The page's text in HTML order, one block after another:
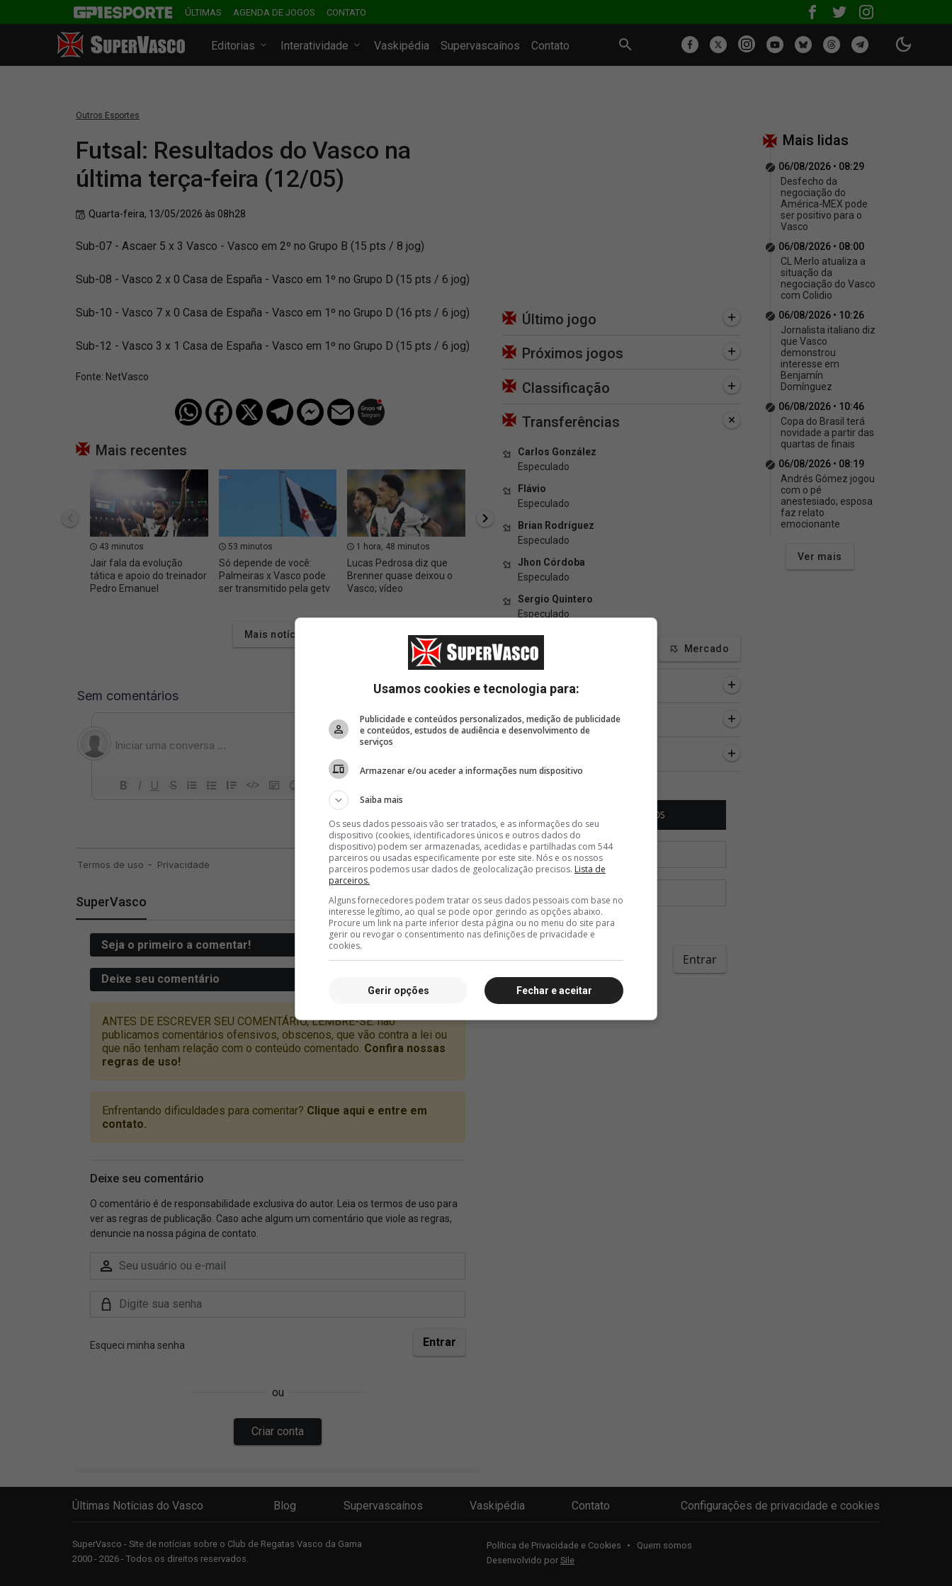
ÚLTIMAS AGENDA DE JOGOS CONTATO
Editorias Interatividade Vaskipédia Supervascaínos Contato
Outros Esportes
Futsal: Resultados do Vasco na
última terça-feira (12/05)
Quarta-feira, 13/05/2026 às 08h28
Sub-07 - Ascaer 5 x 3 Vasco - Vasco em 2º no Grupo B (15 pts / 8 jog)
Sub-08 - Vasco 2 x 0 Casa de España - Vasco em 1º no Grupo D (15 pts / 6 jog)
Sub-10 - Vasco 7 x 0 Casa de España - Vasco em 1º no Grupo D (16 pts / 6 jog)
Sub-12 - Vasco 3 x 1 Casa de España - Vasco em 1º no Grupo D (15 pts / 6 jog)
Fonte: NetVasco
Mais recentes
43 minutos
Jair fala da evolução
tática e apoio do treinador
Pedro Emanuel
53 minutos
Só depende de você:
Palmeiras x Vasco pode
ser transmitido pela getv
1 hora, 48 minutos
Lucas Pedrosa diz que
Brenner quase deixou o
Vasco; vídeo
Rica Perrone destaca
ímpeto e coragem do
Fluminense
Juca Kfouri: Candidato a
Mais notícias
SuperVasco
Último jogo
Próximos jogos
Classificação
Transferências
Carlos González
Especulado
Flávio
Especulado
Brian Rodríguez
Especulado
Jhon Córdoba
Especulado
Sergio Quintero
Especulado
Especulação Mercado
Estatísticas
Blogs
Mais lidas
06/08/2026 • 08:29
Desfecho da
negociação do
América-MEX pode
ser positivo para o
Vasco
06/08/2026 • 08:00
CL Merlo atualiza a
situação da
negociação do Vasco
com Colidio
06/08/2026 • 10:26
Jornalista italiano diz
que Vasco
demonstrou
interesse em
Benjamín
Domínguez
06/08/2026 • 10:46
Copa do Brasil terá
novidade a partir das
quartas de finais
06/08/2026 • 08:19
Andrés Gómez jogou
com o pé
anestesiado; esposa
faz relato
emocionante
Ver mais
Últimas Notícias do Vasco Blog Supervascaínos Vaskipédia Contato Configurações de privacidade e cookies
SuperVasco - Site de notícias sobre o Club de Regatas Vasco da Gama
2000 - 2026 - Todos os direitos reservados.
Política de Privacidade e Cookies •
Quem somos
Desenvolvido por Sile
Usamos cookies e tecnologia para:
Publicidade e conteúdos personalizados, medição de publicidade
e conteúdos, estudos de audiência e desenvolvimento de
serviços
Armazenar e/ou aceder a informações num dispositivo
Saiba mais
Os seus dados pessoais vão ser tratados, e as informações do seu
dispositivo (cookies, identificadores únicos e outros dados do
dispositivo) podem ser armazenadas, acedidas e partilhadas com 544
parceiros ou usadas especificamente por este site. Nós e os nossos
parceiros podemos usar dados de geolocalização precisos. Lista de
parceiros.
Alguns fornecedores podem tratar os seus dados pessoais com base no
interesse legítimo, ao qual se pode opor gerindo as opções abaixo.
Procure um link na parte inferior desta página ou no menu do site para
gerir ou revogar o consentimento nas definições de privacidade e
cookies.
Fechar e aceitar
Gerir opções